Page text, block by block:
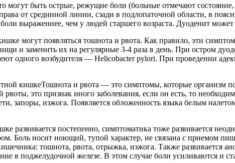
могут быть острые, режущие боли (больные отмечают
от срединной линии, сзади в подлопаточной области, в
выраженнее, чем у людей старшего возраста. Дуоденит может
могут появляться тошнота и рвота. Как правило, эти
и заменить их на регулярные 3-4 раза в день. При остром
одного возбудителя — Helicobacter pylori. При проведении
Тошнота и рвота — это симптомы, которые организм
это признак иного заболевания, если он есть, то
запоры, изжога. Появляется обложенность языка белым
развивается постепенно, симптоматика тоже развивается
Боль носит ноющий, тупой характер, не связана с приемом
тошнота, рвота, отрыжка, изжога. Также развивается
в поджелудочной железе. В этом случае боли усиливаются и